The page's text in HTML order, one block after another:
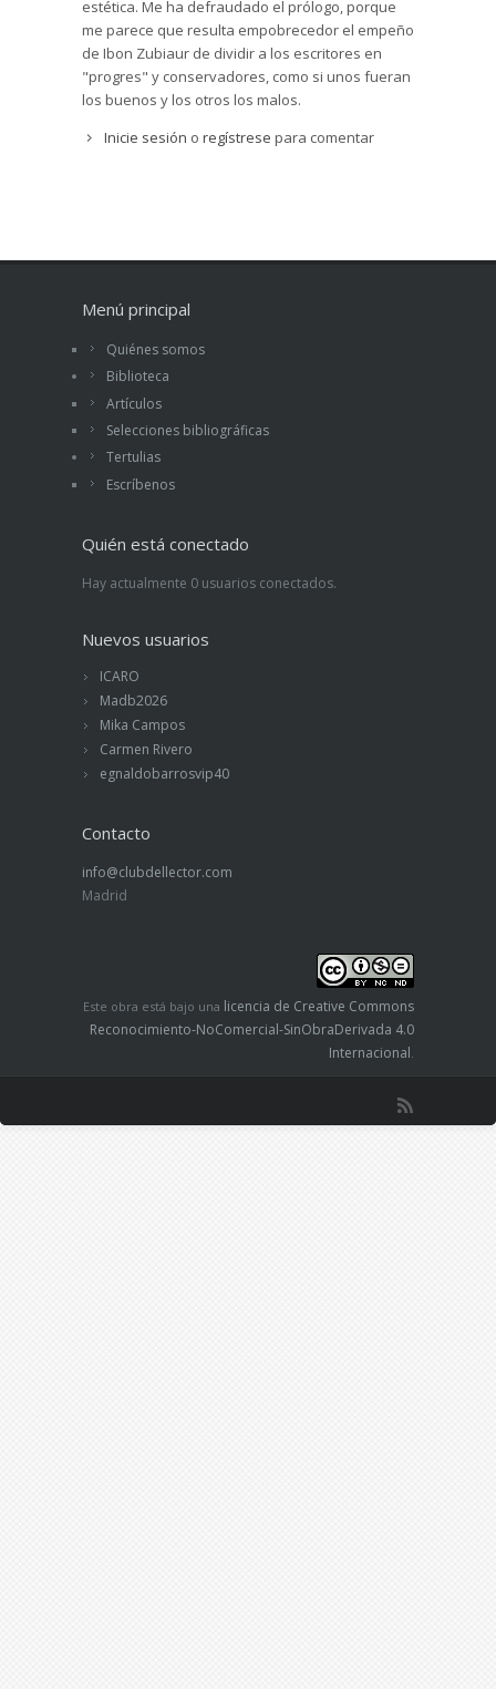
estética. Me ha defraudado el prólogo, porque
me parece que resulta empobrecedor el empeño
de Ibon Zubiaur de dividir a los escritores en
"progres" y conservadores, como si unos fueran
los buenos y los otros los malos.
Inicie sesión o regístrese para comentar
Menú principal
Quiénes somos
Biblioteca
Artículos
Selecciones bibliográficas
Tertulias
Escríbenos
Quién está conectado
Hay actualmente 0 usuarios conectados.
Nuevos usuarios
ICARO
Madb2026
Mika Campos
Carmen Rivero
egnaldobarrosvip40
Contacto
info@clubdellector.com
Madrid
Este obra está bajo una licencia de Creative Commons
Reconocimiento-NoComercial-SinObraDerivada 4.0
Internacional